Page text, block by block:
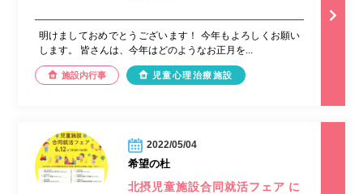
明けましておめでとうございます！ 今年もよろしくお願い
します。 皆さんは、今年はどのようなお正月を...
施設内行事 児童心理治療施設
2022/05/04
希望の杜
北摂児童施設合同就活フェア に